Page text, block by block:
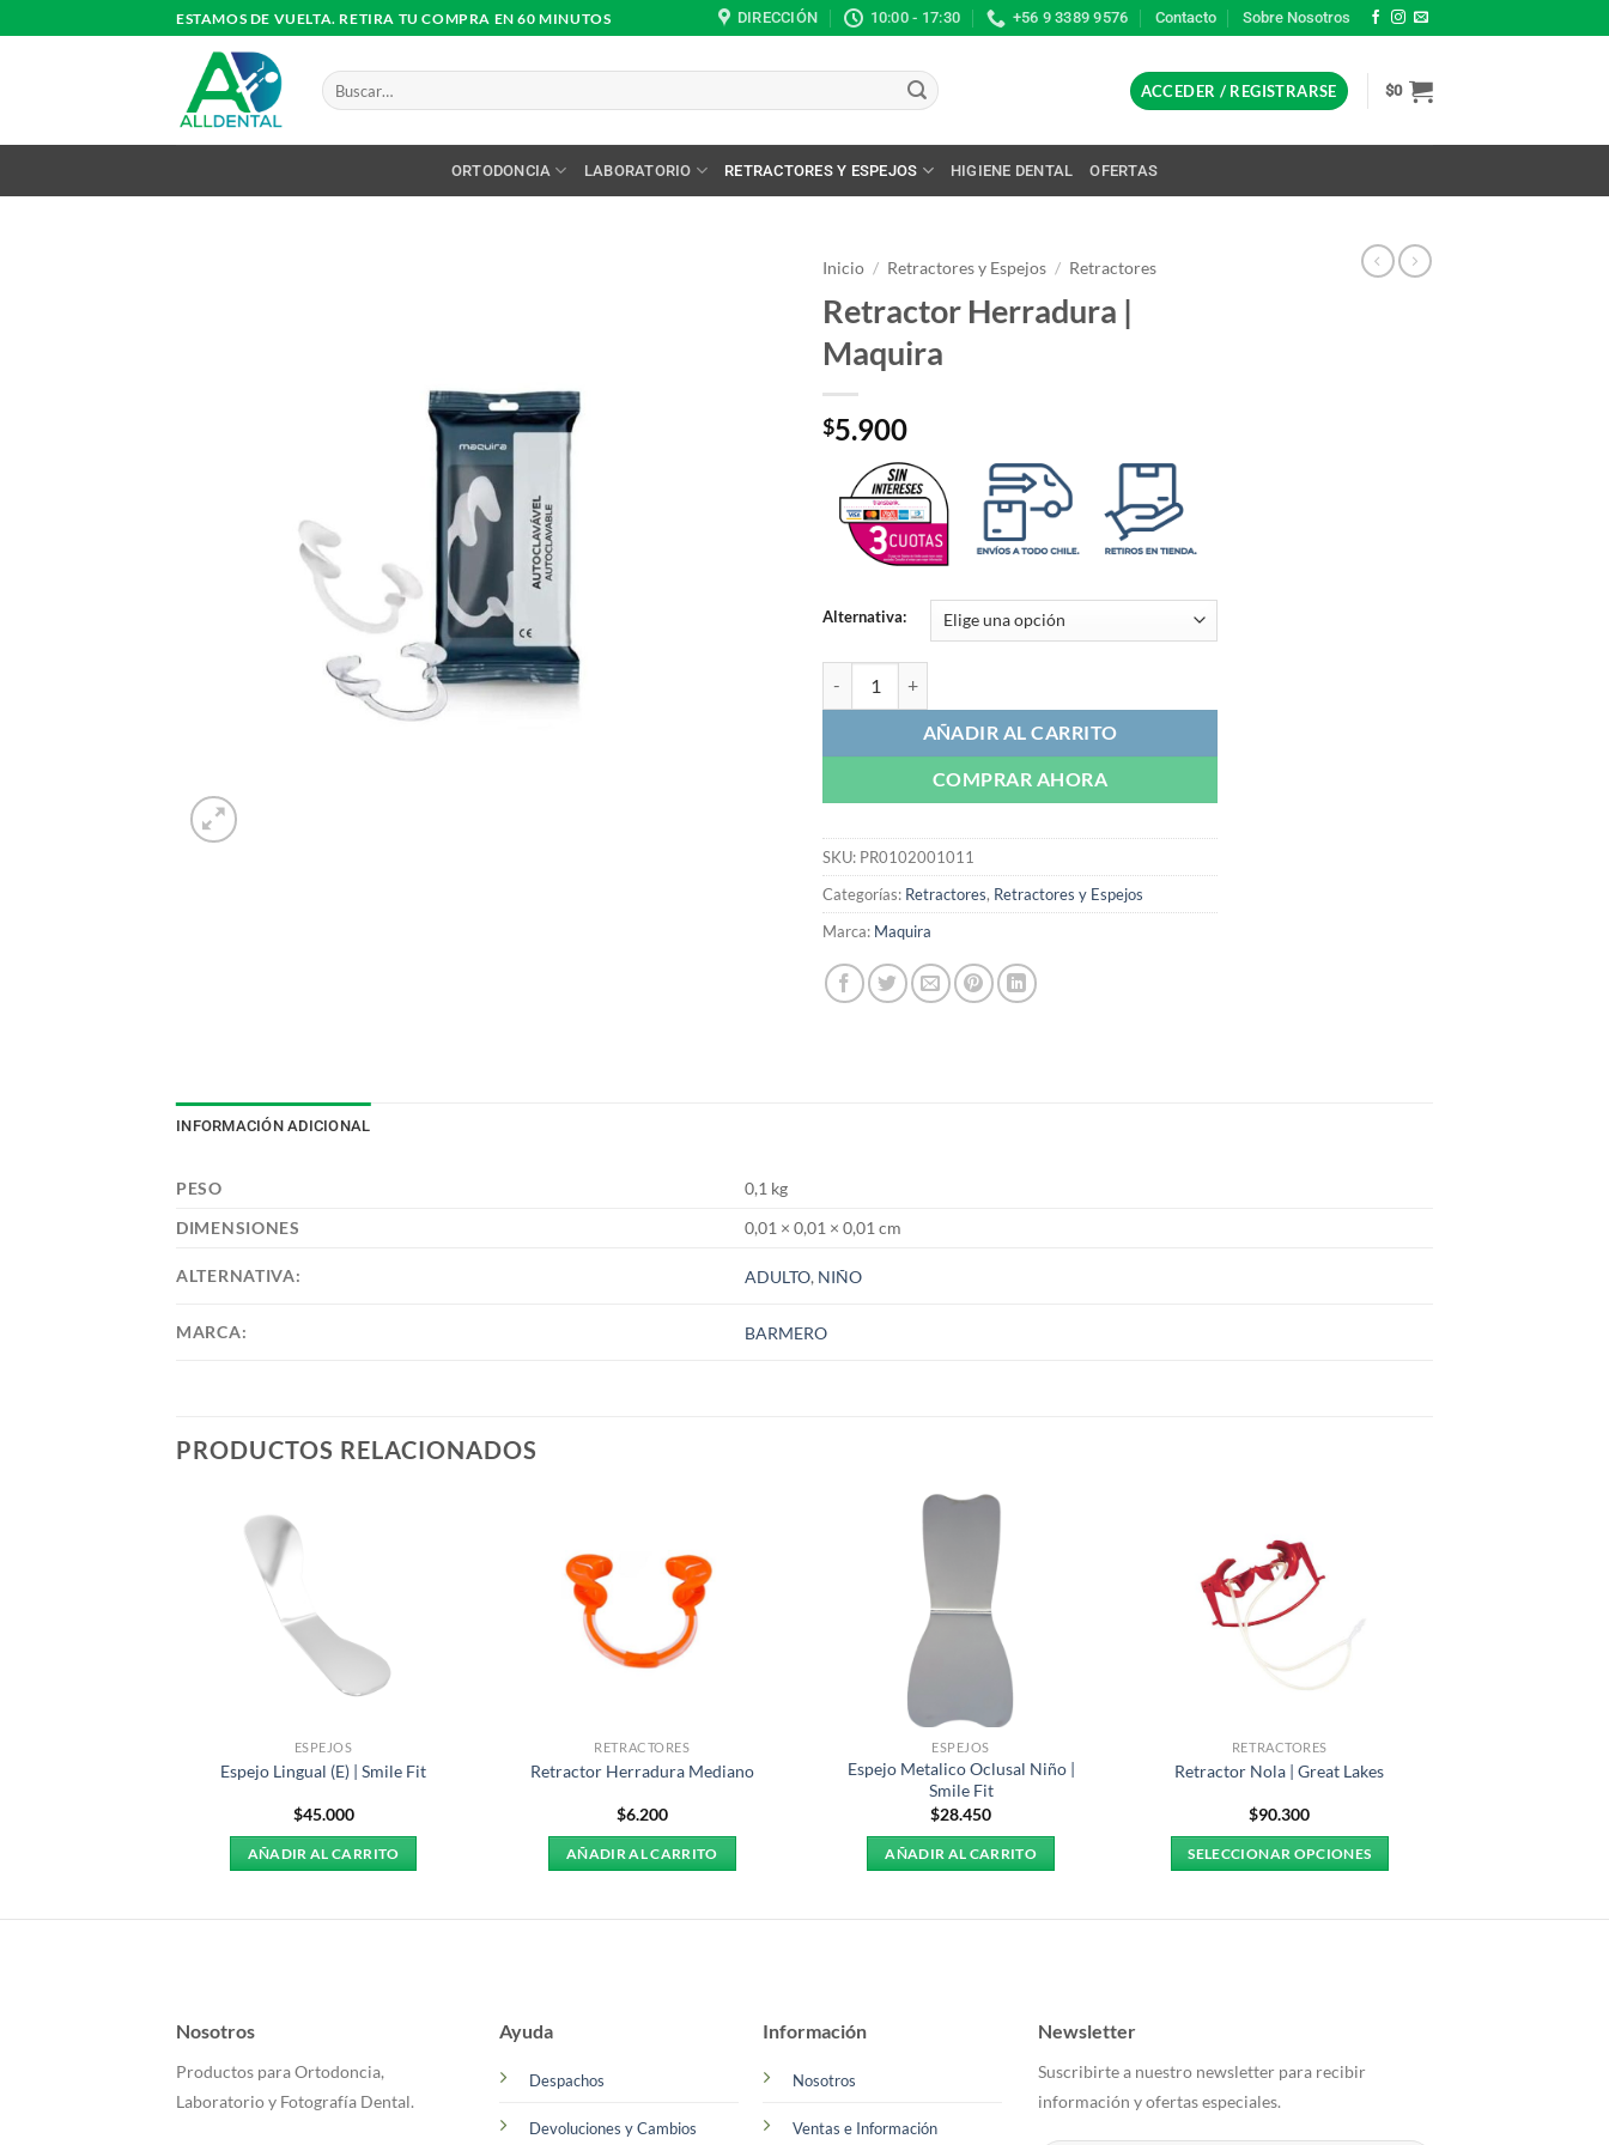
al
ESTAMOS DE VUELTA. RETIRA TU COMPRA EN 60 MINUTOS DIRECCIÓN 10:00 - 17:30 +56 9 3389 9576 Contacto Sobre Nosotros
Buscar
por:
ACCEDER / REGISTRARSE $0
ORTODONCIA LABORATORIO RETRACTORES Y ESPEJOS HIGIENE DENTAL OFERTAS
Inicio / Retractores y Espejos / Retractores
Retractor Herradura |
Maquira
$5.900
Alternativa:
AÑADIR AL CARRITO
COMPRAR AHORA
SKU: PR0102001011
Categorías: Retractores, Retractores y Espejos
Marca: Maquira
INFORMACIÓN ADICIONAL
PESO
0,1 kg
DIMENSIONES
0,01 × 0,01 × 0,01 cm
ALTERNATIVA: ADULTO, NIÑO
MARCA: BARMERO
PRODUCTOS RELACIONADOS
ESPEJOS
Espejo Lingual (E) | Smile Fit
$45.000
AÑADIR AL CARRITO
RETRACTORES
Retractor Herradura Mediano
$6.200
AÑADIR AL CARRITO
ESPEJOS
Espejo Metalico Oclusal Niño |
Smile Fit
$28.450
AÑADIR AL CARRITO
RETRACTORES
Retractor Nola | Great Lakes
$90.300
SELECCIONAR OPCIONES
se
pueden
Nosotros
Productos para Ortodoncia,
Laboratorio y Fotografía Dental.
Ayuda
Despachos
Devoluciones y Cambios
Información
Nosotros
Ventas e Información
Newsletter
Suscribirte a nuestro newsletter para recibir
información y ofertas especiales.